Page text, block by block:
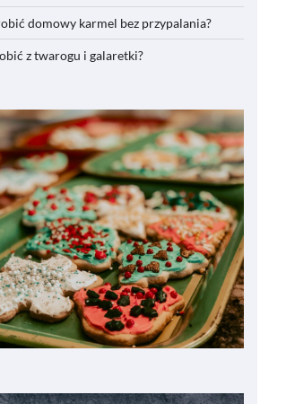
domowy karmel bez przypalania?
z twarogu i galaretki?